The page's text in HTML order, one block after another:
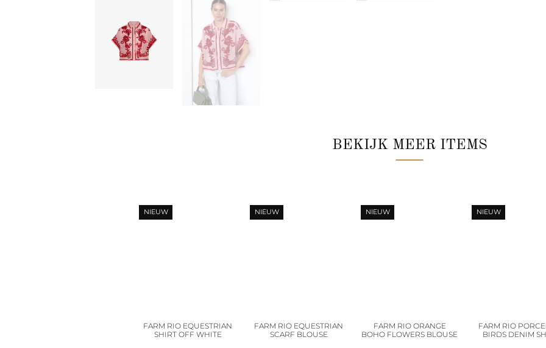
BEKIJK MEER ITEMS
NIEUW
FARM RIO EQUESTRIAN
SHIRT OFF WHITE
NIEUW
FARM RIO EQUESTRIAN
SCARF BLOUSE
NIEUW
FARM RIO ORANGE
BOHO FLOWERS BLOUSE
NIEUW
FARM RIO
BIRDS DENIM